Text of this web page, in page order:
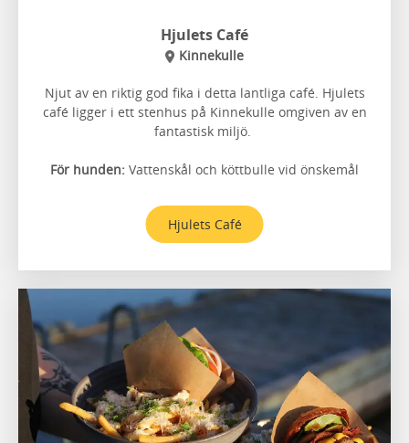
Hjulets Café
Kinnekulle
Njut av en riktig god fika i detta lantliga café. Hjulets
café ligger i ett stenhus på Kinnekulle omgiven av en
fantastisk miljö.
För hunden: Vattenskål och köttbulle vid önskemål
Hjulets Café